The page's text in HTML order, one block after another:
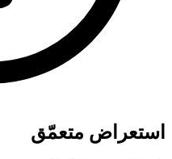
استعراض متعمّق